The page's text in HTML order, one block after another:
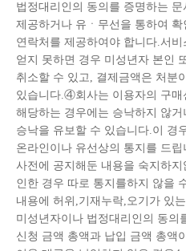
법정대리인의 동의를 증명하는
제공하거나 유ㆍ무선을 통하여
연락처를 제공하여야 합니다.서
얻지 못하면 경우 미성년자 본인
취소할 수 있고, 결제금액은 처분
있습니다.④회사는 이용자의 구매
해당하는 경우에는 승낙하지 않거
승낙을 유보할 수 있습니다.이 경
온라인이나 유선상의 통지를 드
사전에 공지해둔 내용을 숙지하
인한 경우 따로 통지를하지 않을
내용에 허위,기재누락,오기가 있
미성년자이나 법정대리인의 동의
신청 금액 총액과 납입 금액 총액